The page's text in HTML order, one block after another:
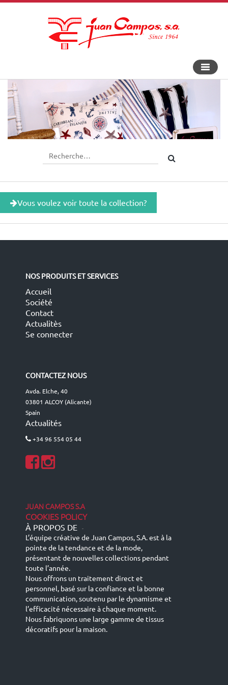
la
Vous voulez voir toute la collection?
NOS PRODUITS ET SERVICES
Accueil
Société
Contact
Actualitès
Se connecter
CONTACTEZ NOUS
Avda. Elche, 40
03801 ALCOY (Alicante)
Spain
Actualités
+34 96 554 05 44
JUAN CAMPOS S.A
COOKIES POLICY
À PROPOS DE -
L’équipe créative de Juan Campos, S.A. est à la
pointe de la tendance et de la mode,
présentant de nouvelles collections pendant
toute l’année.
Nous offrons un traitement direct et
personnel, basé sur la confiance et la bonne
communication, soutenu par le dynamisme et
l’efficacité nécessaire à chaque moment.
Nous fabriquons une large gamme de tissus
décoratifs pour la maison.